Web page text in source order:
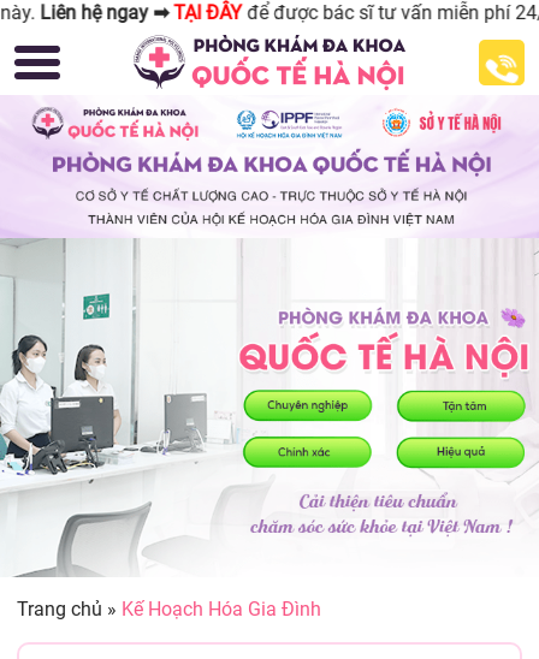
để được bác sĩ tư vấn miễn phí 24/24.
Trang chủ » Kế Hoạch Hóa Gia Đình